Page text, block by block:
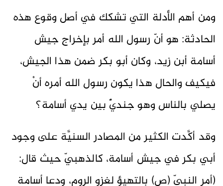
ومن أهم الأدلة التي تشكك في أصل وقوع هذه
الحادثة: هو أنّ رسول الله أمر بإخراج جيش
أسامة أبن زيد، وكان أبو بكر ضمن هذا الجيش،
فيكيف والحال هذا يكون رسول الله أمره أنْ
يصلي بالناس وهو جنديٌّ بين يدي أسامة؟
وقد أكَّدت الكثير من المصادر السنيَّة على وجود
أبي بكر في جيش أسامة، كالذهبيّ حيث قال:
(أمر النبيّ (ص) بالتهيؤ لغزو الروم، ودعا أسامة